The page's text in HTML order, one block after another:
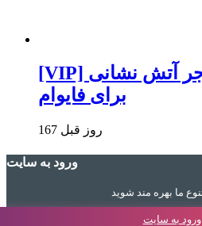
[VIP] دانلود ماد دوج چارجر آتش نشانی
برای فایوام
167 روز قبل
ورود به سایت
ورود به سایت